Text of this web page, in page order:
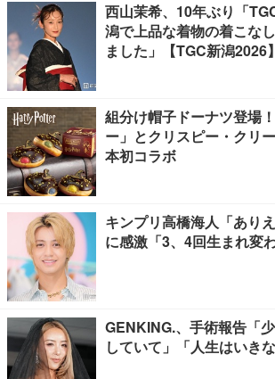
西山茉希、10年ぶり「
潟で上品な着物の着こな
ました」【TGC新潟2026】
組分け帽子ドーナツ登場
ー」とクリスピー・クリ
本初コラボ
キンプリ高橋海人「あり
に感激「3、4回生まれ変
GENKING.、手術報告「
していて」「人生はいき